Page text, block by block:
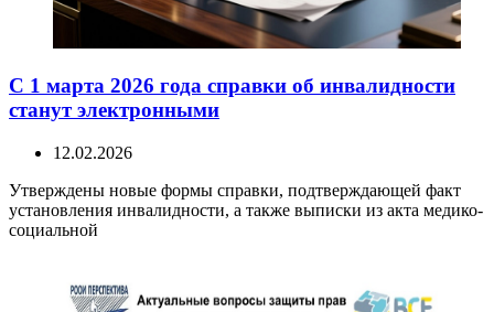
С 1 марта 2026 года справки об инвалидности
станут электронными
12.02.2026
Утверждены новые формы справки, подтверждающей факт
установления инвалидности, а также выписки из акта медико-
социальной